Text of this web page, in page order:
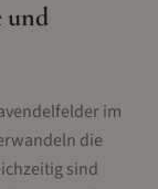
und
im
die
sind